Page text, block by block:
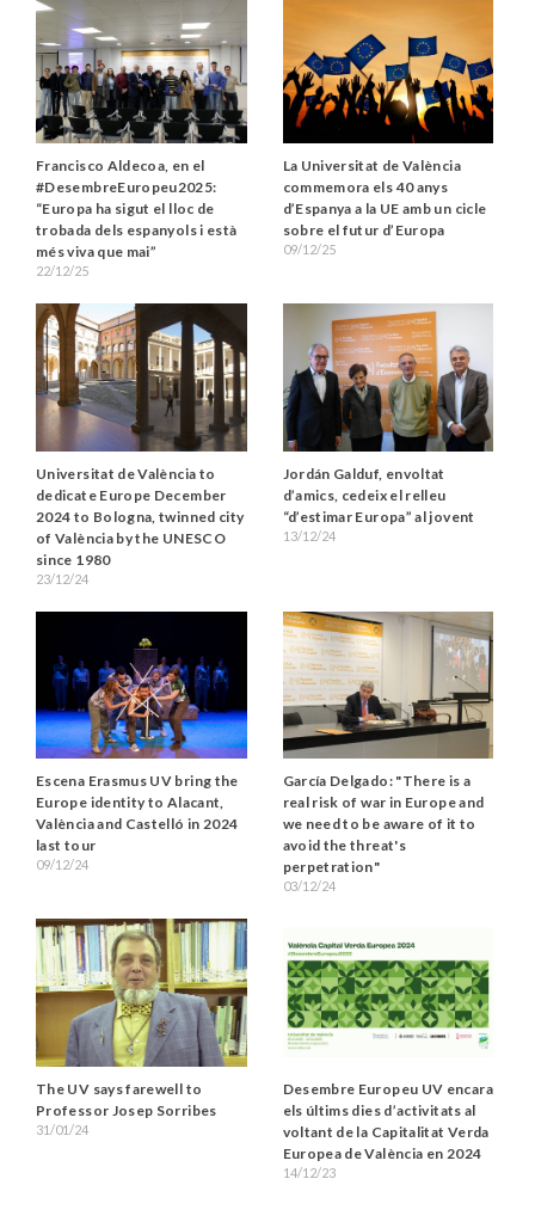
Francisco Aldecoa, en el
#DesembreEuropeu2025:
“Europa ha sigut el lloc de
trobada dels espanyols i està
més viva que mai”
22/12/25
La Universitat de València
commemora els 40 anys
d’Espanya a la UE amb un cicle
sobre el futur d’Europa
09/12/25
Universitat de València to
dedicate Europe December
2024 to Bologna, twinned city
of València by the UNESCO
since 1980
23/12/24
Jordán Galduf, envoltat
d’amics, cedeix el relleu
“d’estimar Europa” al jovent
13/12/24
Escena Erasmus UV bring the
Europe identity to Alacant,
València and Castelló in 2024
last tour
09/12/24
García Delgado: "There is a
real risk of war in Europe and
we need to be aware of it to
avoid the threat's
perpetration"
03/12/24
The UV says farewell to
Professor Josep Sorribes
31/01/24
Desembre Europeu UV encara
els últims dies d’activitats al
voltant de la Capitalitat Verda
Europea de València en 2024
14/12/23